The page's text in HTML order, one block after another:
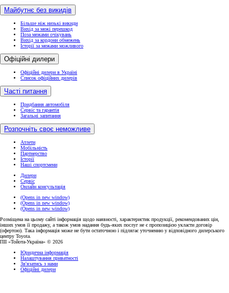
Майбутнє без викидів
Більше ніж низькі викиди
Вихід за межі перешкод
Поза межами очікувань
Вихід за кордони обмежень
Історії за межами можливого
Офіційні дилери
Офіційні дилери в Україні
Список офіційних дилерів
Часті питання
Придбання автомобіля
Сервіс та гарантія
Загальні запитання
Розпочніть своє неможливе
Атлети
Мобільність
Партнерство
Історії
Наші спортсмени
Дилери
Сервіс
Онлайн консультація
(Opens in new window)
(Opens in new window)
(Opens in new window)
Розміщена на цьому сайті інформація щодо наявності, характеристик продукції, рекомендованих цін,
інших умов її продажу, а також умов надання будь-яких послуг не є пропозицією укласти договір
(офертою). Така інформація може не бути остаточною і підлягає уточненню у відповідного дилерського
центру Toyota.
ПІІ «Тойота-Україна» © 2026
Юридична інформація
Налаштування приватності
Зв'язатись з нами
Офіційні дилери